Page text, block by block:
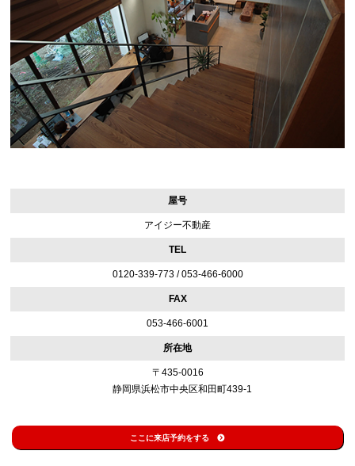
屋号
アイジー不動産
TEL
0120-339-773 / 053-466-6000
FAX
053-466-6001
所在地
〒435-0016
静岡県浜松市中央区和田町439-1
ここに来店予約をする